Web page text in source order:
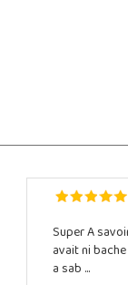
Super A
avait ni
a sab ...